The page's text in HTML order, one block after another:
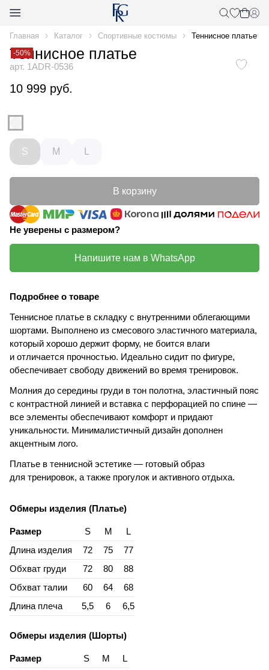
Главная Каталог Спортивные костюмы Теннисное платье
-50%
Теннисное платье
арт. 1ADR-0536
10 999 руб.
S M
В корзину
Не уверены с размером?
Напишите нам в WhatsApp
Подробнее о товаре
Теннисное платье в складку с внутренними облегающими
шортами. Выполнено из смесового эластичного материала,
который хорошо держит форму, не боится влаги
и отличается прочностью. Идеально сидит по фигуре,
обеспечивает свободу движений во время тренировок.
Молния до середины груди в тон полотна, эластичный пояс
с контрастной линией и вставка с перфорацией по спине —
все элементы обеспечивают комфорт и придают
уникальности. Минималистичный дизайн дополнен
акцентным лого.
Платье в теннисной эстетике — готовый образ
для тренировок, а также прогулок и активного отдыха.
Обмеры изделия (Платье)
Размер S M
L
Длина изделия
72 75
77
Обхват груди
72 80
88
Обхват талии
60 64
68
Длина плеча
5,5 6 6,5
Обмеры изделия (Шорты)
Размер S M
L